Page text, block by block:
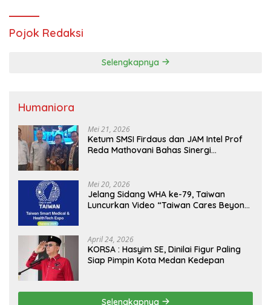
Pojok Redaksi
Selengkapnya
Humaniora
Mei 21, 2026
Ketum SMSI Firdaus dan JAM Intel Prof
Reda Mathovani Bahas Sinergi
MBG, Perkuat Pengawasan Program
Pemerintah
Mei 20, 2026
Jelang Sidang WHA ke-79, Taiwan
Luncurkan Video “Taiwan Cares Beyond
April 24, 2026
KORSA : Hasyim SE, Dinilai Figur Paling
Siap Pimpin Kota Medan Kedepan
Selengkapnya